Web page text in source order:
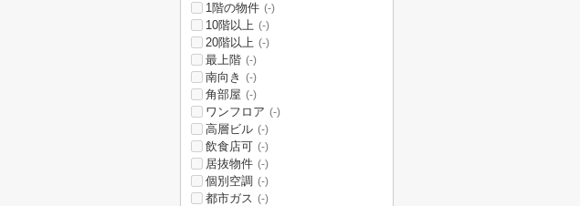
1階の物件 (-)
10階以上 (-)
20階以上 (-)
最上階 (-)
南向き (-)
角部屋 (-)
ワンフロア (-)
高層ビル (-)
飲食店可 (-)
居抜物件 (-)
個別空調 (-)
都市ガス (-)